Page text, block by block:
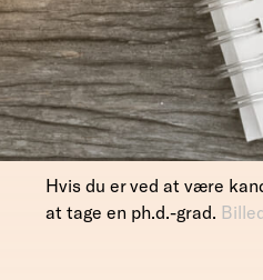
Hvis du er ved at være
at tage en ph.d.-grad.